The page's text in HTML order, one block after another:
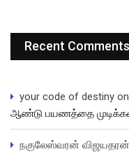
Recent Comments
your code of destiny on
ஆண்டு பயணத்தை
நகுலேஸ்வரன் விஜயதரன்